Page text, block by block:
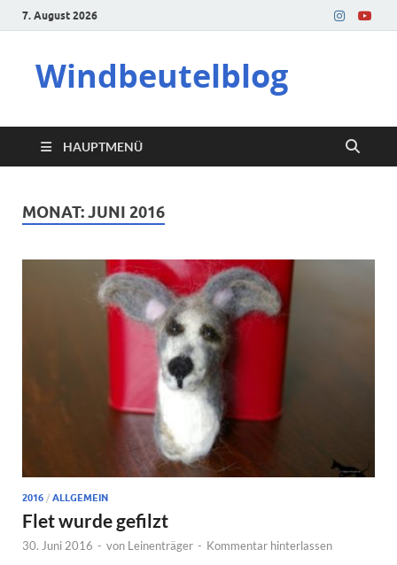
7. August 2026
Windbeutelblog
HAUPTMENÜ
MONAT:JUNI 2016
2016 / ALLGEMEIN
Flet wurde gefilzt
30. Juni 2016 - von Leinenträger - Kommentar hinterlassen